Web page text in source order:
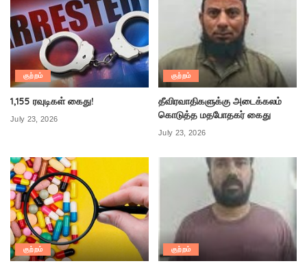
குற்றம்
1,155 ரவுடிகள் கைது!
July 23, 2026
குற்றம்
தீவிரவாதிகளுக்கு அடைக்கலம்
கொடுத்த மதபோதகர் கைது
July 23, 2026
குற்றம் குற்றம்